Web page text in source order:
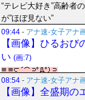
“テレビ大好き”高齢者
が”ほぼ見ない”
09:44 - アナ速‐女子アナ
【画像】ひるお
い (画:7)
08:54 - アナ速‐女子アナ
【画像】全盛期